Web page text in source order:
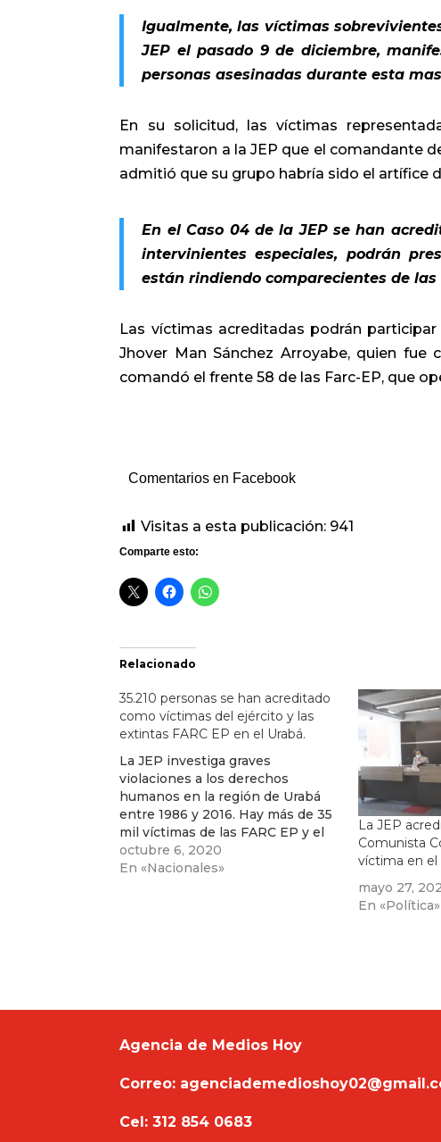
Igualmente, las víctimas
JEP el pasado 9 de diciembre,
personas asesinadas durante esta
En su solicitud, las víctimas
manifestaron a la JEP que el comandante
admitió que su grupo habría sido el artífice
En el Caso 04 de la JEP se han
intervinientes especiales, podrán
están rindiendo comparecientes de
Las víctimas acreditadas podrán
Jhover Man Sánchez Arroyabe, quien fue
comandó el frente 58 de las Farc-EP, que
Comentarios en Facebook
Visitas a esta publicación: 941
Comparte esto:
Relacionado
35.210 personas se han acreditado
como víctimas del ejército y las
extintas FARC EP en el Urabá.
La JEP investiga graves
violaciones a los derechos
humanos en la región de Urabá
entre 1986 y 2016. Hay más de 35
mil víctimas de las FARC EP y el
Ejército
octubre 6, 2020
En «Nacionales»
La JEP
Comunista
víctima en el
mayo 27,
En «Política»
Agencia de Medios Hoy
Correo:
Cel: 312 854 0683